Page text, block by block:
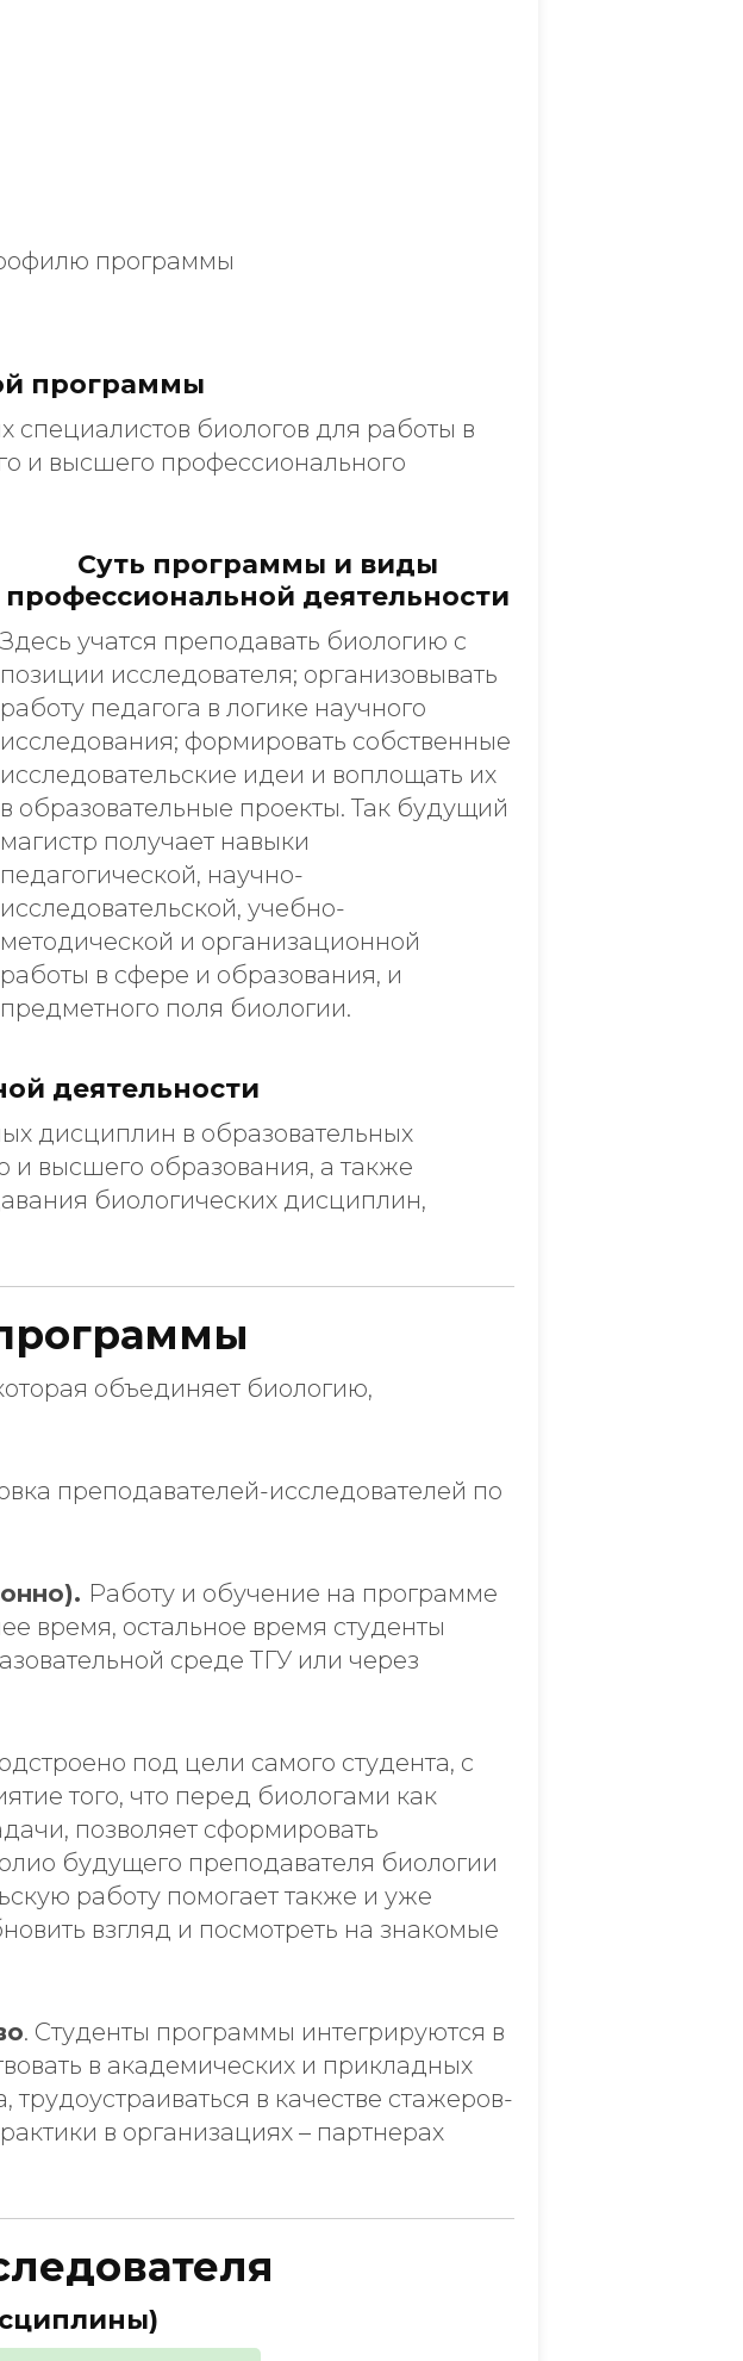
программы
программы
биологов для работы в
и высшего профессионального
Суть программы и виды
профессиональной деятельности
Здесь учатся преподавать биологию с
позиции исследователя; организовывать
работу педагога в логике научного
исследования; формировать собственные
исследовательские идеи и воплощать их
в образовательные проекты. Так будущий
магистр получает навыки
педагогической, научно-
исследовательской, учебно-
методической и организационной
работы в сфере и образования, и
предметного поля биологии.
деятельности
дисциплин в образовательных
и высшего образования, а также
биологических дисциплин,
объединяет биологию,
преподавателей-исследователей по
Работу и обучение на программе
время, остальное время студенты
среде ТГУ или через
под цели самого студента, с
того, что перед биологами как
позволяет сформировать
будущего преподавателя биологии
работу помогает также и уже
взгляд и посмотреть на знакомые
. Студенты программы интегрируются в
в академических и прикладных
в качестве стажеров-
в организациях – партнерах